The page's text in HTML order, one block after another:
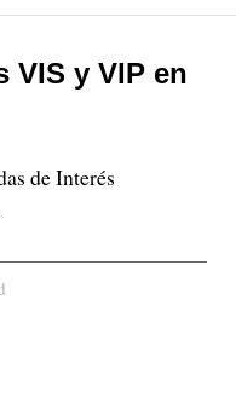
VIS y VIP en
de Interés